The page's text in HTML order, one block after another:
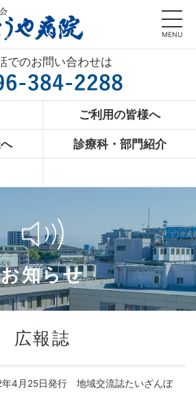
MENU
でのお問い合わせは
ご利用の皆様へ
診療科・部門紹介
お知らせ
広報誌
年4月25日発行 地域交流誌たいざんぼ